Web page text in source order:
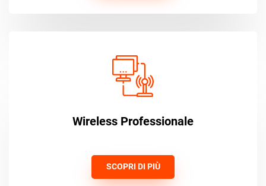
Wireless Professionale
SCOPRI DI PIÙ